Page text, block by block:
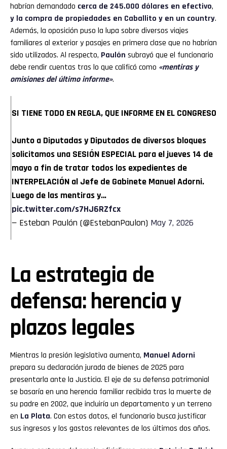
habrían demandado cerca de 245.000 dólares en efectivo,
y la compra de propiedades en Caballito y en un country.
Además, la oposición puso la lupa sobre diversos viajes
familiares al exterior y pasajes en primera clase que no habrían
sido utilizados. Al respecto, Paulón subrayó que el funcionario
debe rendir cuentas tras lo que calificó como «mentiras y
omisiones del último informe».
SI TIENE TODO EN REGLA, QUE INFORME EN EL CONGRESO
Junto a Diputadas y Diputados de diversos bloques
solicitamos una SESIÓN ESPECIAL para el jueves 14 de
mayo a fin de tratar todos los expedientes de
INTERPELACIÓN al Jefe de Gabinete Manuel Adorni.
Luego de las mentiras y…
pic.twitter.com/s7HJ6RZfcx
— Esteban Paulón (@EstebanPaulon) May 7, 2026
La estrategia de
defensa: herencia y
plazos legales
Mientras la presión legislativa aumenta, Manuel Adorni
prepara su declaración jurada de bienes de 2025 para
presentarla ante la Justicia. El eje de su defensa patrimonial
se basaría en una herencia familiar recibida tras la muerte de
su padre en 2002, que incluiría un departamento y un terreno
en La Plata. Con estos datos, el funcionario busca justificar
sus ingresos y los gastos relevantes de los últimos dos años.